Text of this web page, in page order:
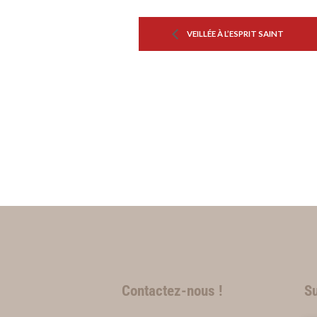
VEILLÉE À L’ESPRIT SAINT
Contactez-nous !